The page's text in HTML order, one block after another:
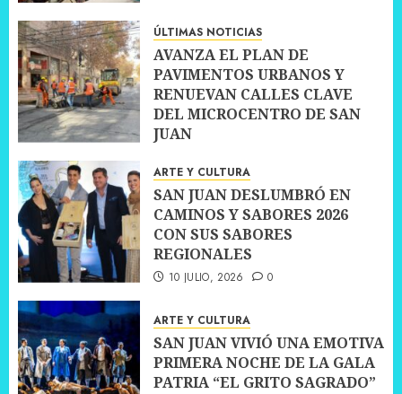
ÚLTIMAS NOTICIAS
AVANZA EL PLAN DE
PAVIMENTOS URBANOS Y
RENUEVAN CALLES CLAVE
DEL MICROCENTRO DE SAN
JUAN
ARTE Y CULTURA
SAN JUAN DESLUMBRÓ EN
CAMINOS Y SABORES 2026
CON SUS SABORES
REGIONALES
10 JULIO, 2026 0
ARTE Y CULTURA
SAN JUAN VIVIÓ UNA EMOTIVA
PRIMERA NOCHE DE LA GALA
PATRIA “EL GRITO SAGRADO”